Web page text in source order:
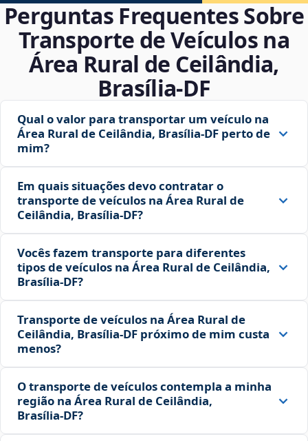
Perguntas Frequentes Sobre
Transporte de Veículos na
Área Rural de Ceilândia,
Brasília‑DF
Qual o valor para transportar um veículo na
Área Rural de Ceilândia, Brasília‑DF perto de
mim?
Em quais situações devo contratar o
transporte de veículos na Área Rural de
Ceilândia, Brasília‑DF?
Vocês fazem transporte para diferentes
tipos de veículos na Área Rural de Ceilândia,
Brasília‑DF?
Transporte de veículos na Área Rural de
Ceilândia, Brasília‑DF próximo de mim custa
menos?
O transporte de veículos contempla a minha
região na Área Rural de Ceilândia,
Brasília‑DF?